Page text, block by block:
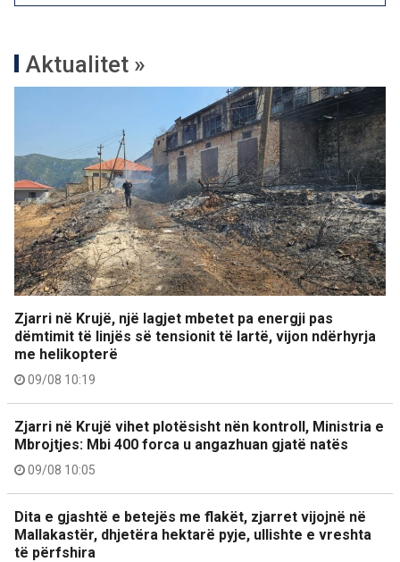
Aktualitet »
Zjarri në Krujë, një lagjet mbetet pa energji pas
dëmtimit të linjës së tensionit të lartë, vijon ndërhyrja
me helikopterë
09/08 10:19
Zjarri në Krujë vihet plotësisht nën kontroll, Ministria e
Mbrojtjes: Mbi 400 forca u angazhuan gjatë natës
09/08 10:05
Dita e gjashtë e betejës me flakët, zjarret vijojnë në
Mallakastër, dhjetëra hektarë pyje, ullishte e vreshta
të përfshira